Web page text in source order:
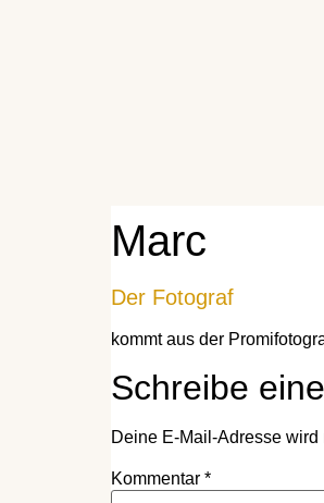
Marc
Der Fotograf
kommt aus der
Schreibe
Deine E-Mail-Adresse wird
Kommentar *